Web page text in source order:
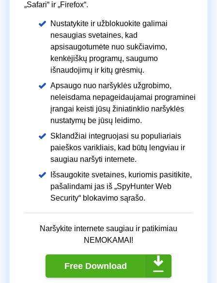
„Safari“ ir „Firefox“.
Nustatykite ir užblokuokite galimai
nesaugias svetaines, kad
apsisaugotumėte nuo sukčiavimo,
kenkėjiškų programų, saugumo
išnaudojimų ir kitų grėsmių.
Apsaugo nuo naršyklės užgrobimo,
neleisdama nepageidaujamai programinei
įrangai keisti jūsų žiniatinklio naršyklės
nustatymų be jūsų leidimo.
Sklandžiai integruojasi su populiariais
paieškos varikliais, kad būtų lengviau ir
saugiau naršyti internete.
Išsaugokite svetaines, kuriomis pasitikite,
pašalindami jas iš „SpyHunter Web
Security“ blokavimo sąrašo.
Naršykite internete saugiau ir patikimiau
NEMOKAMAI!
Free Download